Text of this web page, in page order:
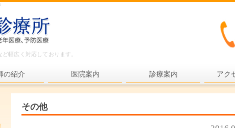
幅広く対応しております。
の紹介 医院案内 診療案内
内科一般
各種検査
アク
その他